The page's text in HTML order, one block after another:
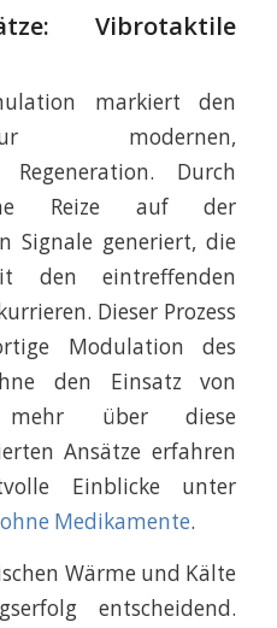
Vibrotaktile
markiert den
modernen,
Regeneration. Durch
Reize auf der
Signale generiert, die
den eintreffenden
Dieser Prozess
Modulation des
den Einsatz von
mehr über diese
Ansätze erfahren
Einblicke unter
Medikamente.
Wärme und Kälte
entscheidend.